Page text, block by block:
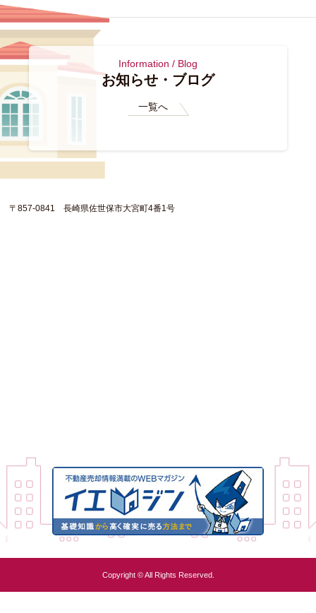
Information / Blog
お知らせ・ブログ
一覧へ
〒857-0841 長崎県佐世保市大宮町4番1号
Copyright © All Rights Reserved.